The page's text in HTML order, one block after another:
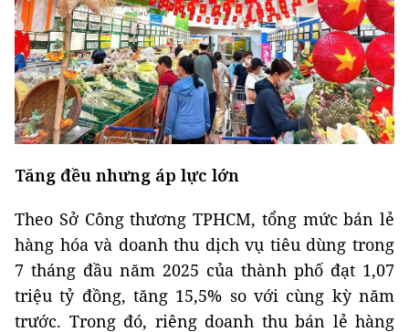
Tăng đều nhưng áp lực lớn
Theo Sở Công thương TPHCM, tổng mức bán lẻ
hàng hóa và doanh thu dịch vụ tiêu dùng trong
7 tháng đầu năm 2025 của thành phố đạt 1,07
triệu tỷ đồng, tăng 15,5% so với cùng kỳ năm
trước. Trong đó, riêng doanh thu bán lẻ hàng